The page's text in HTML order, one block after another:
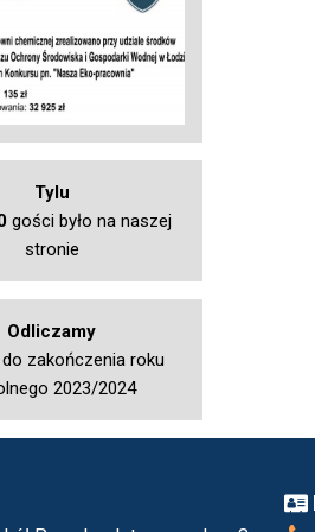
Tylu
gości było na naszej
stronie
Odliczamy
zakończenia roku
2023/2024